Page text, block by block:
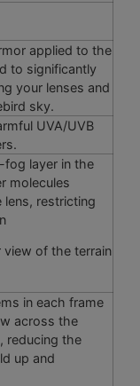
applied to the
to significantly
your lenses and
sky.
UVA/UVB
fog layer in the
molecules
restricting
view of the terrain
in each frame
across the
reducing the
up and